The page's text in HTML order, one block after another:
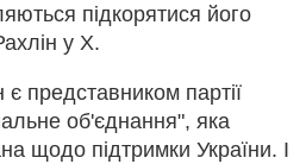
підкорятися його
у Х.
представником партії
об'єднання", яка
щодо підтримки України. І